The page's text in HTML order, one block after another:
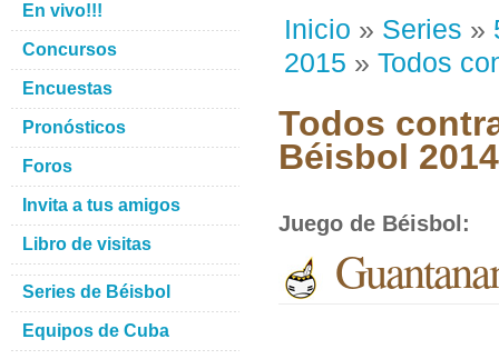
Inicio » Series »
2015 » Todos
Todos
Béisbol
Juego de Béisbol :
En vivo!!!
Concursos
Encuestas
Pronósticos
Foros
Invita a tus amigos
Libro de visitas
Series de Béisbol
Equipos de Cuba